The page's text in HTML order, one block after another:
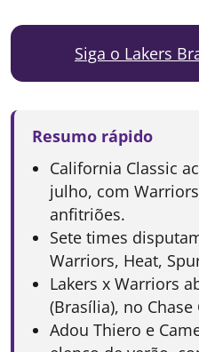
Siga o Lakers
Resumo rápido
California Classic
julho, com
anfitriões.
Sete times
Warriors, Heat,
Lakers x Warriors
(Brasília), no Chase
Adou Thiero e